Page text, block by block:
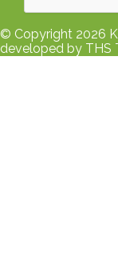
© Copyright 2026
developed by THS